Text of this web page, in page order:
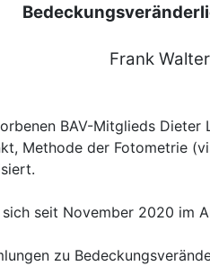
Frank Walter
BAV-Mitglieds
Methode der Fotometrie
seit November 2020
zu